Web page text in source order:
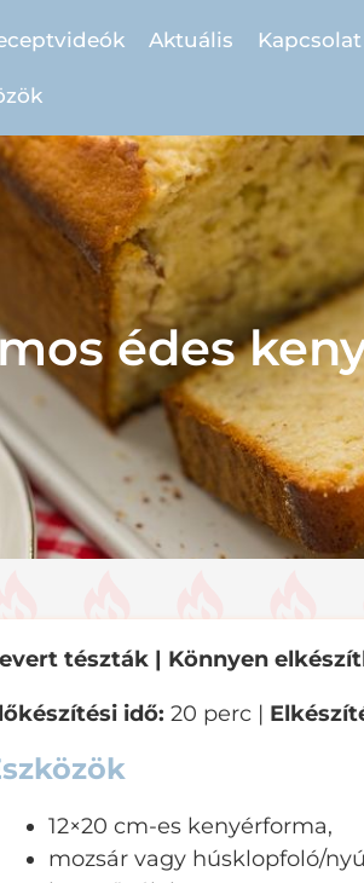
Aktuális Kapcsolat
édes
tészták | Könnyen
idő: 20 perc |
12×20 cm-es kenyérforma,
mozsár vagy húsklopfoló/